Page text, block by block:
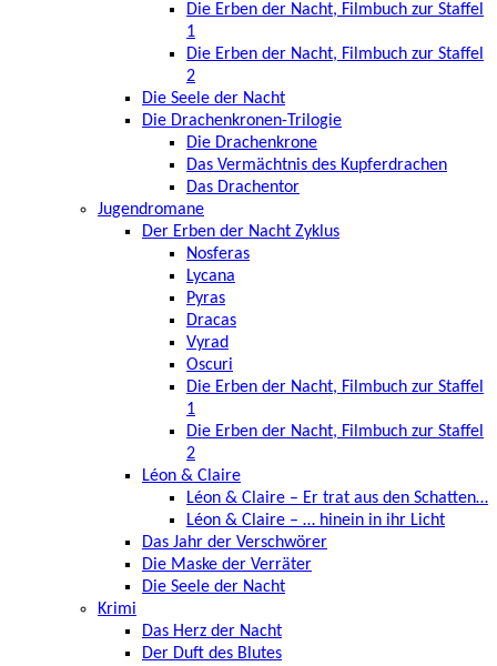
Die Erben der Nacht, Filmbuch zur Staffel
1
Die Erben der Nacht, Filmbuch zur Staffel
2
Die Seele der Nacht
Die Drachenkronen-Trilogie
Die Drachenkrone
Das Vermächtnis des Kupferdrachen
Das Drachentor
Jugendromane
Der Erben der Nacht Zyklus
Nosferas
Lycana
Pyras
Dracas
Vyrad
Oscuri
Die Erben der Nacht, Filmbuch zur Staffel
1
Die Erben der Nacht, Filmbuch zur Staffel
2
Léon & Claire
Léon & Claire – Er trat aus den Schatten…
Léon & Claire – … hinein in ihr Licht
Das Jahr der Verschwörer
Die Maske der Verräter
Die Seele der Nacht
Krimi
Das Herz der Nacht
Der Duft des Blutes